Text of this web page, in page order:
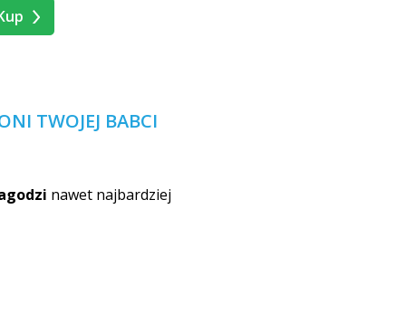
TWOJEJ BABCI
nawet najbardziej